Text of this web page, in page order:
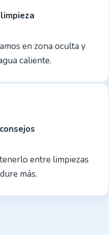
en zona oculta y
caliente.
entre limpiezas
más.